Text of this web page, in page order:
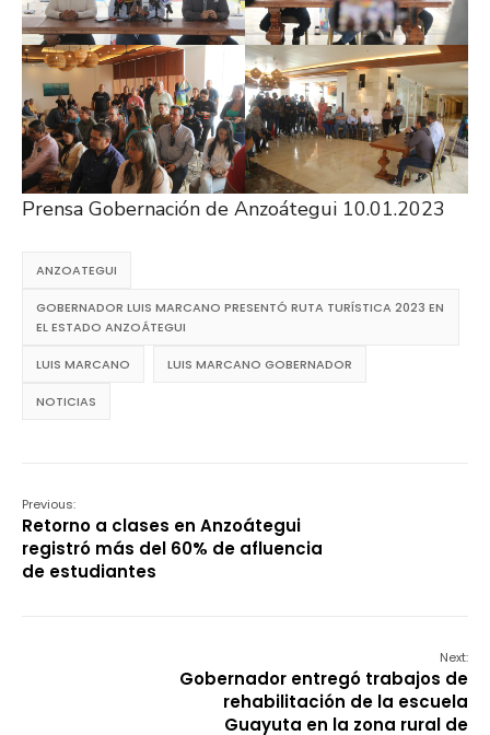
Prensa Gobernación de Anzoátegui 10.01.2023
ANZOATEGUI
GOBERNADOR LUIS MARCANO PRESENTÓ RUTA TURÍSTICA 2023 EN
EL ESTADO ANZOÁTEGUI
LUIS MARCANO LUIS MARCANO GOBERNADOR
NOTICIAS
Previous:
Retorno a clases en Anzoátegui
registró más del 60% de afluencia
de estudiantes
Next:
Gobernador entregó trabajos de
rehabilitación de la escuela
Guayuta en la zona rural de